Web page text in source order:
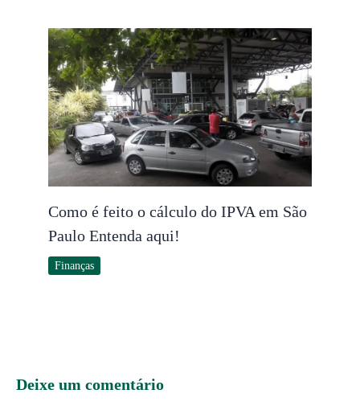
Como é feito o cálculo do IPVA em São
Paulo Entenda aqui!
Finanças
Deixe um comentário